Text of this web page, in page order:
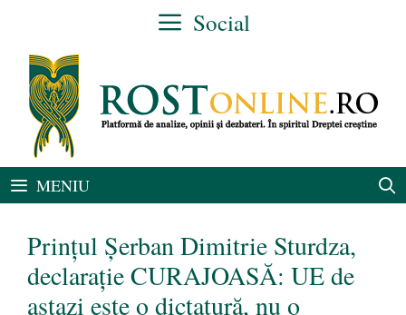
conținut
Social
MENIU
Prințul Șerban Dimitrie Sturdza,
declarație CURAJOASĂ: UE de
astazi este o dictatură, nu o